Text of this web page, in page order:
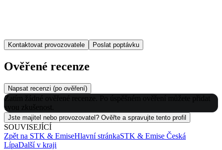
Kontaktovat provozovatele Poslat poptávku
Ověřené recenze
Napsat recenzi (po ověření)
Zatím žádné ověřené recenze. Po úspěšném ověření můžete přidat
svou zkušenost.
Jste majitel nebo provozovatel? Ověřte a spravujte tento profil
SOUVISEJÍCÍ
Zpět na STK & EmiseHlavní stránkaSTK & Emise Česká
LípaDalší v kraji